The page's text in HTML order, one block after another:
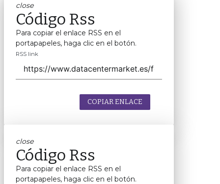
close
Código Rss
Para copiar el enlace RSS en el
portapapeles, haga clic en el botón.
RSS link
COPIAR ENLACE
close
Código Rss
Para copiar el enlace RSS en el
portapapeles, haga clic en el botón.